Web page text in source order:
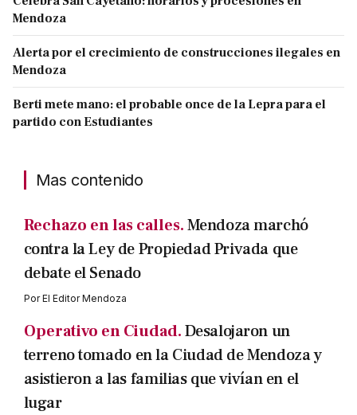
Mendoza
Alerta por el crecimiento de construcciones ilegales en
Mendoza
Berti mete mano: el probable once de la Lepra para el
partido con Estudiantes
Mas contenido
Rechazo en las calles.Mendoza marchó
contra la Ley de Propiedad Privada que
debate el Senado
PorEl Editor Mendoza
Operativo en Ciudad.Desalojaron un
terreno tomado en la Ciudad de Mendoza y
asistieron a las familias que vivían en el
lugar